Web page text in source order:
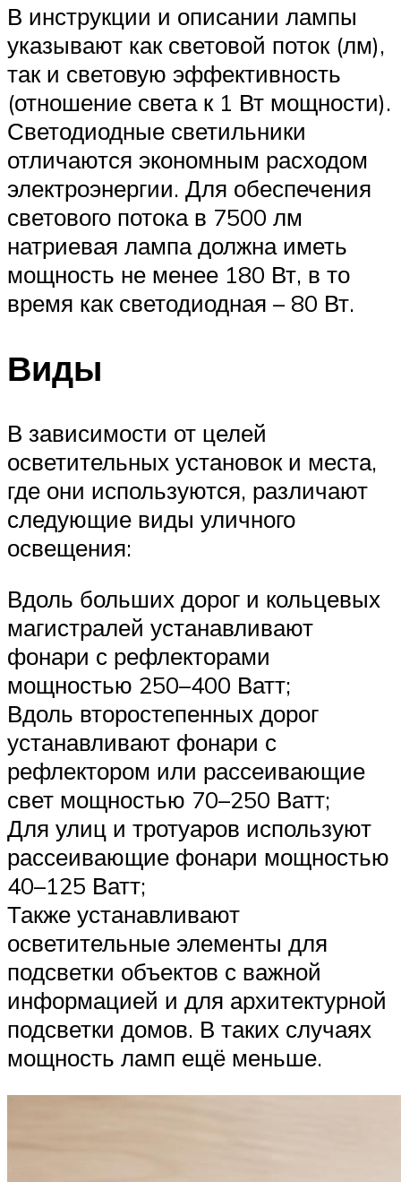
В инструкции и описании лампы
указывают как световой поток (лм),
так и световую эффективность
(отношение света к 1 Вт мощности).
Светодиодные светильники
отличаются экономным расходом
электроэнергии. Для обеспечения
светового потока в 7500 лм
натриевая лампа должна иметь
мощность не менее 180 Вт, в то
время как светодиодная – 80 Вт.
Виды
В зависимости от целей
осветительных установок и места,
где они используются, различают
следующие виды уличного
освещения:
Вдоль больших дорог и кольцевых
магистралей устанавливают
фонари с рефлекторами
мощностью 250–400 Ватт;
Вдоль второстепенных дорог
устанавливают фонари с
рефлектором или рассеивающие
свет мощностью 70–250 Ватт;
Для улиц и тротуаров используют
рассеивающие фонари мощностью
40–125 Ватт;
Также устанавливают
осветительные элементы для
подсветки объектов с важной
информацией и для архитектурной
подсветки домов. В таких случаях
мощность ламп ещё меньше.